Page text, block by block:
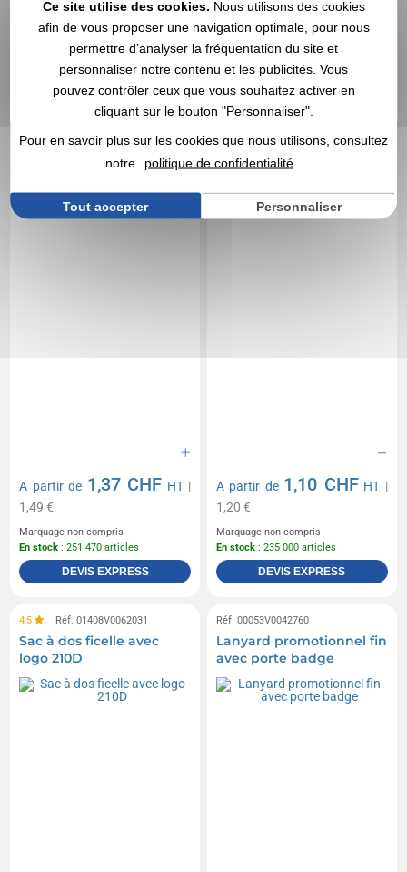
En stock : 272 300 articles
DEVIS EXPRESS
En stock : 264 253 articles
DEVIS EXPRESS
Bonnet publicitaire avec
patch Boreas
A partir de 1,37 CHF HT|
1,49 €
Marquage non compris
En stock : 251 470 articles
DEVIS EXPRESS
standard 1er prix
A partir de 1,10 CHF HT |
1,20 €
Marquage non compris
En stock : 235 000 articles
DEVIS EXPRESS
4,5 Réf. 01408V0062031
Sac à dos ficelle avec
logo 210D
Réf. 00053V0042760
Lanyard promotionnel fin
avec porte badge
Ce site utilise des cookies. Nous utilisons des cookies
afin de vous proposer une navigation optimale, pour nous
permettre d’analyser la fréquentation du site et
personnaliser notre contenu et les publicités. Vous
pouvez contrôler ceux que vous souhaitez activer en
cliquant sur le bouton "Personnaliser".
Pour en savoir plus sur les cookies que nous utilisons, consultez
notre
politique de confidentialité
Tout accepter Personnaliser